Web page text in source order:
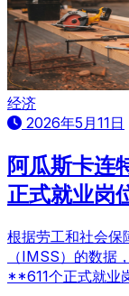
经济
2026年5月11日
阿瓜斯卡
正式就业岗
2,554名
根据劳工和社会保
（IMSS）的数据
**611个正式就业